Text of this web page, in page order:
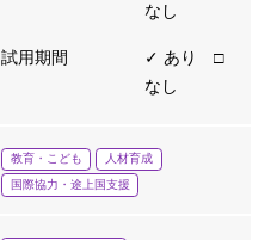
なし
試用期間
✓ あり □
なし
教育・こども
人材育成
国際協力・途上国支援